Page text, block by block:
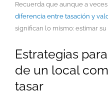
Recuerda que aunque a
diferencia entre tasación y
significan lo mismo: estimar su
Estrategias
de un local
tasar